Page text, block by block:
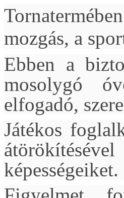
mozgás, a
Ebben a
mosolygó
elfogadó,
Játékos
képességeiket.